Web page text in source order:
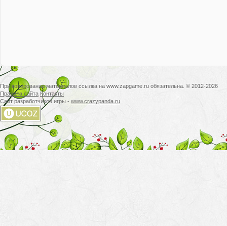
При копировании материалов ссылка на www.zapgame.ru обязательна. © 2012-2026
Правила сайта Контакты
Сайт разработчиков игры - www.crazypanda.ru